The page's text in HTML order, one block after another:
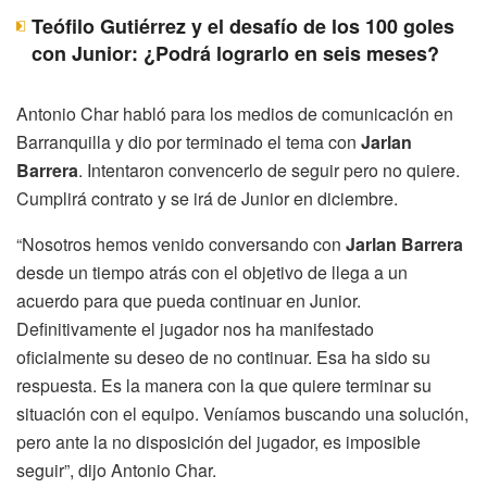
Teófilo Gutiérrez y el desafío de los 100 goles
con Junior: ¿Podrá lograrlo en seis meses?
Antonio Char habló para los medios de comunicación en
Barranquilla y dio por terminado el tema con Jarlan
Barrera. Intentaron convencerlo de seguir pero no quiere.
Cumplirá contrato y se irá de Junior en diciembre.
“Nosotros hemos venido conversando con Jarlan Barrera
desde un tiempo atrás con el objetivo de llega a un
acuerdo para que pueda continuar en Junior.
Definitivamente el jugador nos ha manifestado
oficialmente su deseo de no continuar. Esa ha sido su
respuesta. Es la manera con la que quiere terminar su
situación con el equipo. Veníamos buscando una solución,
pero ante la no disposición del jugador, es imposible
seguir”, dijo Antonio Char.